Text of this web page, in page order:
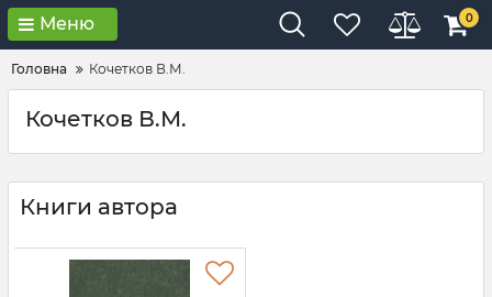
Меню 0
Головна Кочетков В.М.
Кочетков В.М.
Книги автора